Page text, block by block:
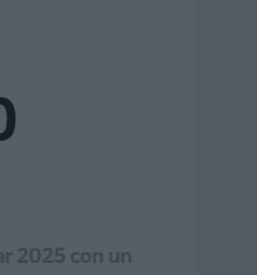
2025 con un